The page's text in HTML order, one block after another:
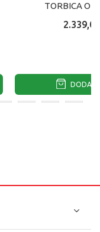
TORBICA
2.339,00
DODAJ